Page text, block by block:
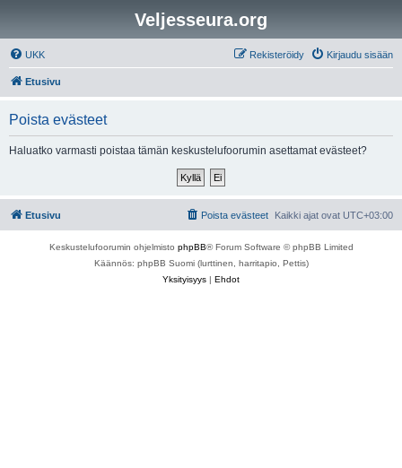
Veljesseura.org
UKK Kirjaudu sisään
Rekisteröidy
Etusivu
Poista evästeet
Haluatko varmasti poistaa tämän keskustelufoorumin asettamat evästeet?
Etusivu Kaikki ajat ovat UTC+03:00
Poista evästeet
Keskustelufoorumin ohjelmisto phpBB® Forum Software © phpBB Limited
Käännös: phpBB Suomi (lurttinen, harritapio, Pettis)
Yksityisyys | Ehdot